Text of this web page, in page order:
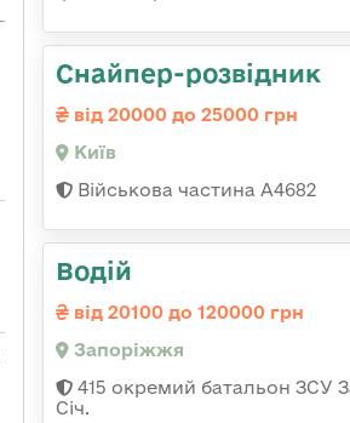
Снайпер-розвідник
від 20000 до 25000 грн
Київ
Військова частина А4682
Водій
від 20100 до 120000 грн
Запоріжжя
415 окремий батальон ЗСУ
Січ.